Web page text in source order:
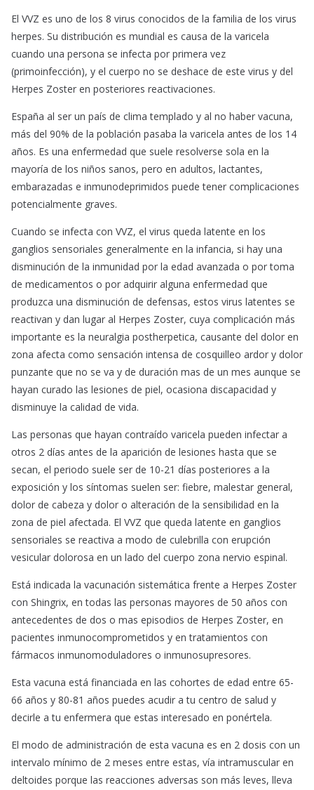
El VVZ es uno de los 8 virus conocidos de la familia de los virus
herpes. Su distribución es mundial es causa de la varicela
cuando una persona se infecta por primera vez
(primoinfección), y el cuerpo no se deshace de este virus y del
Herpes Zoster en posteriores reactivaciones.
España al ser un país de clima templado y al no haber vacuna,
más del 90% de la población pasaba la varicela antes de los 14
años. Es una enfermedad que suele resolverse sola en la
mayoría de los niños sanos, pero en adultos, lactantes,
embarazadas e inmunodeprimidos puede tener complicaciones
potencialmente graves.
Cuando se infecta con VVZ, el virus queda latente en los
ganglios sensoriales generalmente en la infancia, si hay una
disminución de la inmunidad por la edad avanzada o por toma
de medicamentos o por adquirir alguna enfermedad que
produzca una disminución de defensas, estos virus latentes se
reactivan y dan lugar al Herpes Zoster, cuya complicación más
importante es la neuralgia postherpetica, causante del dolor en
zona afecta como sensación intensa de cosquilleo ardor y dolor
punzante que no se va y de duración mas de un mes aunque se
hayan curado las lesiones de piel, ocasiona discapacidad y
disminuye la calidad de vida.
Las personas que hayan contraído varicela pueden infectar a
otros 2 días antes de la aparición de lesiones hasta que se
secan, el periodo suele ser de 10-21 días posteriores a la
exposición y los síntomas suelen ser: fiebre, malestar general,
dolor de cabeza y dolor o alteración de la sensibilidad en la
zona de piel afectada. El VVZ que queda latente en ganglios
sensoriales se reactiva a modo de culebrilla con erupción
vesicular dolorosa en un lado del cuerpo zona nervio espinal.
Está indicada la vacunación sistemática frente a Herpes Zoster
con Shingrix, en todas las personas mayores de 50 años con
antecedentes de dos o mas episodios de Herpes Zoster, en
pacientes inmunocomprometidos y en tratamientos con
fármacos inmunomoduladores o inmunosupresores.
Esta vacuna está financiada en las cohortes de edad entre 65-
66 años y 80-81 años puedes acudir a tu centro de salud y
decirle a tu enfermera que estas interesado en ponértela.
El modo de administración de esta vacuna es en 2 dosis con un
intervalo mínimo de 2 meses entre estas, vía intramuscular en
deltoides porque las reacciones adversas son más leves, lleva